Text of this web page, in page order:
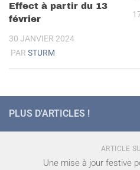
Effect à partir du 13
février
30 JANVIER 2024
PAR STURM
PLUS D'ARTICLES !
ARTICLE
Une mise à jour festive